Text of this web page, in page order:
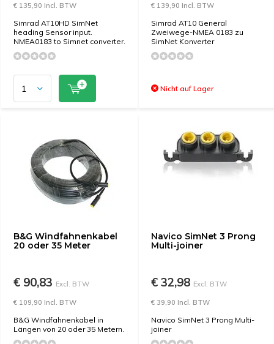
€ 135,90 Incl. BTW
Simrad AT10HD SimNet
heading Sensor input.
NMEA0183 to Simnet converter.
€ 139,90 Incl. BTW
Simrad AT10 General
Zweiwege-NMEA 0183 zu
SimNet Konverter
Nicht auf Lager
B&G Windfahnenkabel
20 oder 35 Meter
€ 90,83 Excl. BTW
€ 109,90 Incl. BTW
B&G Windfahnenkabel in
Längen von 20 oder 35 Metern.
Navico SimNet 3 Prong
Multi-joiner
€ 32,98 Excl. BTW
€ 39,90 Incl. BTW
Navico SimNet 3 Prong Multi-
joiner